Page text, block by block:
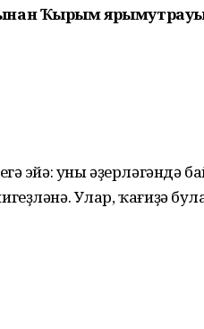
Ҡырым
эйә: уны әҙерләгәндә
Улар, ҡағиҙә